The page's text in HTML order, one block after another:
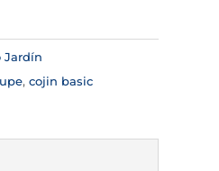
Jardín
, cojin basic